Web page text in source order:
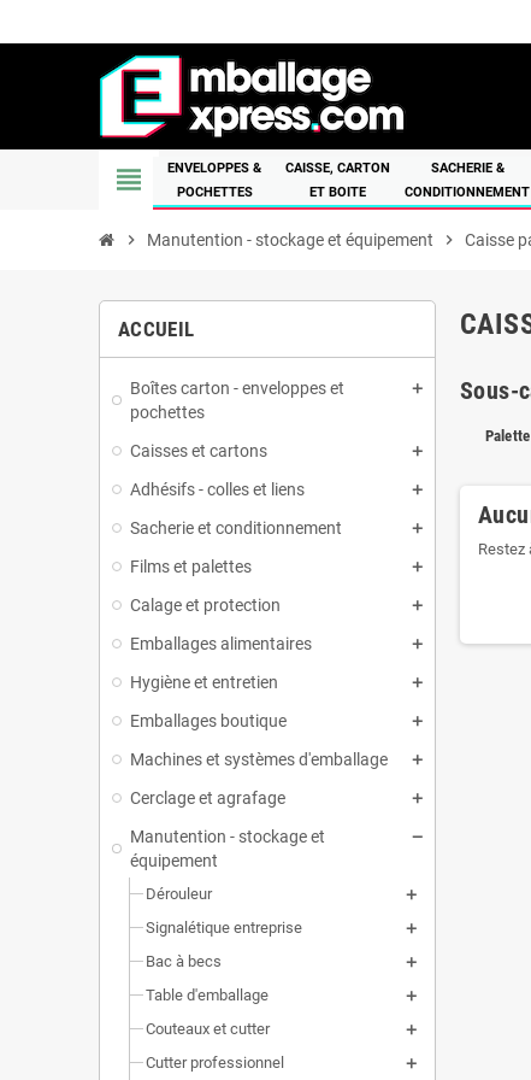
view_headline
ENVELOPPES &
POCHETTES
CAISSE, CARTON
ET BOITE
SACHERIE &
CONDITIONNEMENT
chevron_right Manutention - stockage et équipement chevron_right Caisse
ACCUEIL
Boîtes carton - enveloppes et
pochettes
Caisses et cartons
Adhésifs - colles et liens
Sacherie et conditionnement
Films et palettes
Calage et protection
Emballages alimentaires
Hygiène et entretien
Emballages boutique
Machines et systèmes d'emballage
Cerclage et agrafage
Manutention - stockage et
équipement
Dérouleur
Signalétique entreprise
Bac à becs
Table d'emballage
Couteaux et cutter
Cutter professionnel
Sous-
Restez